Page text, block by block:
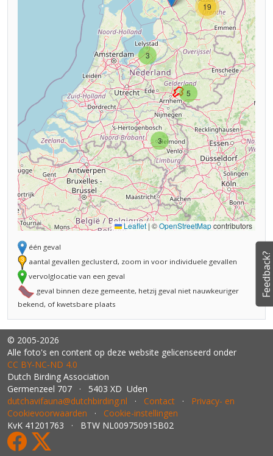
5
3
3
19
Leaflet | ©OpenStreetMapcontributors
één geval
aantal gevallen geclusterd, zoom in voor individuele gevallen
vervolglocatie van een geval
geval binnen deze gemeente, hetzij geval niet nauwkeuriger
bekend, of kwetsbare plaats
© 2005-2026
Alle foto's en content op deze website gelicenseerd onder
CC BY‑NC‑ND 4.0
Dutch Birding Association
Germenzeel 707 · 5403 XD Uden
dutchavifauna@dutchbirding.nl · Contact · Privacy- en
Cookievoorwaarden · Cookie-instellingen
KvK 41201763 · BTW NL009750915B02
Feedback?